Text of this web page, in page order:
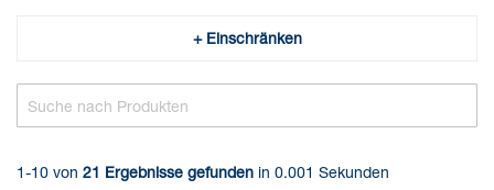
+ Einschränken
1-10 von 21 Ergebnisse gefunden in 0.001 Sekunden